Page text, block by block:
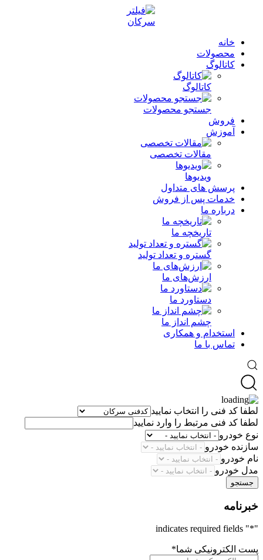
خانه
محصولات
کاتالوگ
کاتالوگ
جستجو محصولات
فروش
آموزش
مقالات تخصصی
ویدیوها
پرسش های متداول
خدمات پس از فروش
درباره ما
تاریخچه ما
گستره و تعداد تولید
ارزش‌های ما
دستاورد ما
چشم انداز ما
استخدام و همکاری
تماس با ما
لطفا کد فنی را انتخاب نمایید
لطفا کد فنی مرتبط را وارد نمایید
نوع خودرو
سازنده خودرو
نام خودرو
مدل خودرو
جستجو
خبرنامه
"
*
" indicates required fields
پست الکترونیکی شما*